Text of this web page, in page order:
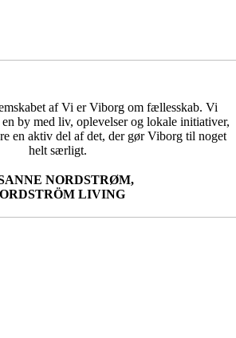
af Vi er Viborg om fællesskab. Vi
by med liv, oplevelser og lokale initiativer,
en aktiv del af det, der gør Viborg til noget
helt særligt.
NORDSTRØM,
LIVING